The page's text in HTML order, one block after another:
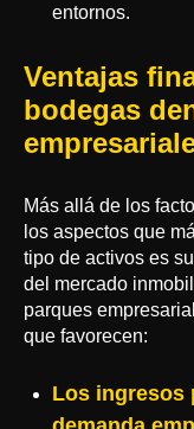
entornos.
Ventajas
bodegas
Más allá de los
los aspectos que
tipo de activos es
del mercado
parques
que favorecen:
Los ingresos